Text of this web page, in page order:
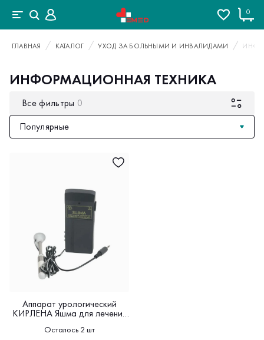
0
ГЛАВНАЯ КАТАЛОГ УХОД ЗА БОЛЬНЫМИ И ИНВАЛИДАМИ
ИНФОРМАЦИОННАЯ ТЕХНИКА
Все фильтры 0
Популярные
Аппарат урологический
КИРЛЕНА Яшма для лечения
эректильной дисфункции с
Осталось 2 шт